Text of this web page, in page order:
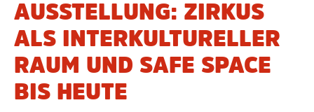
AUSSTELLUNG: ZIRKUS
ALS INTERKULTURELLER
RAUM UND SAFE SPACE
BIS HEUTE